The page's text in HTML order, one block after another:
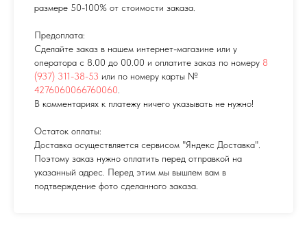
размере 50-100% от стоимости заказа.
Предоплата:
Сделайте заказ в нашем интернет-магазине или у
оператора с 8.00 до 00.00 и оплатите заказ по номеру 8
(937) 311-38-53 или по номеру карты №
4276060066760060
В комментариях к платежу ничего указывать не нужно!
Остаток оплаты:
Доставка осуществляется сервисом "Яндекс Доставка".
Поэтому заказ нужно оплатить перед отправкой на
указанный адрес. Перед этим мы вышлем вам в
подтверждение фото сделанного заказа.